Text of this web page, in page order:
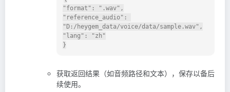
"format": ".wav",
"reference_audio":
"D:/heygem_data/voice/data/sample.wav",
"lang": "zh"
获取返回结果（如音频路径和文本），保存以备后
续使用。